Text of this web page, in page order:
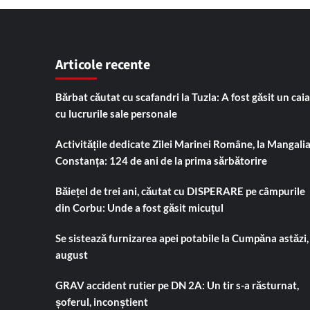
de
un
lei,
căutat
autoritățile
din
de
vameși
Portul
în
Articole recente
Bărbat căutat cu scafandri la Tuzla: A fost găsit un
cu lucrurile sale personale
Activitățile dedicate Zilei Marinei Române, la
Constanța: 124 de ani de la prima sărbătorire
Băiețel de trei ani, căutat cu DISPERARE pe câmpurile
din Corbu: Unde a fost găsit micuțul
Se sistează furnizarea apei potabile la Cumpăna
august
GRAV accident rutier pe DN 2A: Un tir s-a răsturnat,
șoferul, inconștient